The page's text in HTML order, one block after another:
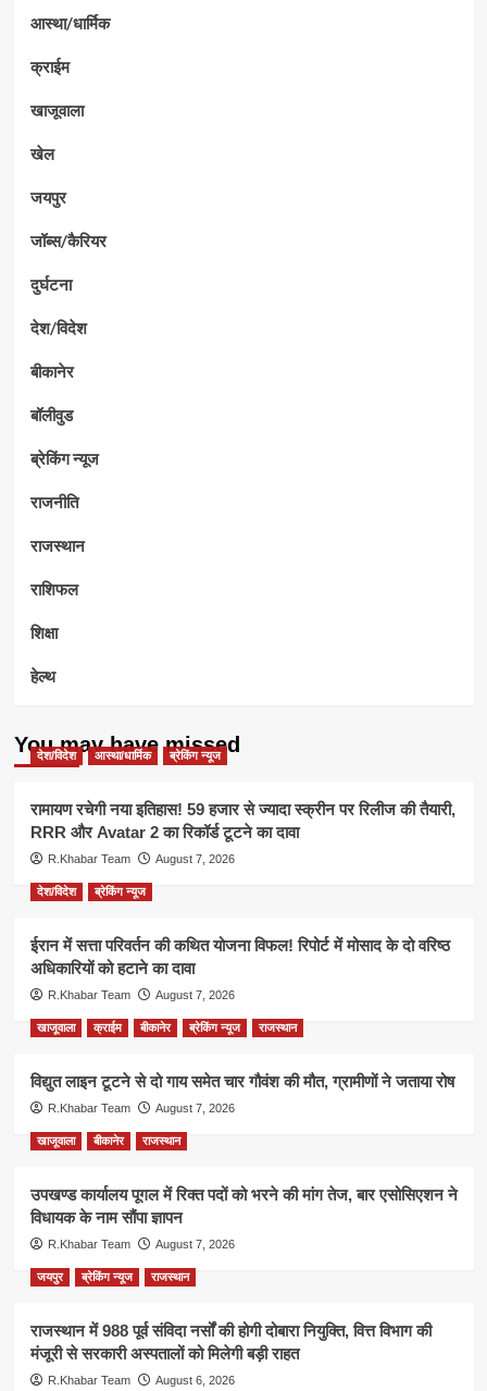
आस्था/धार्मिक
क्राईम
खाजूवाला
खेल
जयपुर
जॉब्स/कैरियर
दुर्घटना
देश/विदेश
बीकानेर
बॉलीवुड
ब्रेकिंग न्यूज
राजनीति
राजस्थान
राशिफल
शिक्षा
हेल्थ
You may have missed
देश/विदेश आस्था/धार्मिक ब्रेकिंग न्यूज
रामायण रचेगी नया इतिहास! 59 हजार से ज्यादा स्क्रीन पर रिलीज की तैयारी,
RRR और Avatar 2 का रिकॉर्ड टूटने का दावा
R.Khabar Team August 7, 2026
देश/विदेश ब्रेकिंग न्यूज
ईरान में सत्ता परिवर्तन की कथित योजना विफल! रिपोर्ट में मोसाद के दो वरिष्ठ
अधिकारियों को हटाने का दावा
R.Khabar Team August 7, 2026
खाजूवाला क्राईम बीकानेर ब्रेकिंग न्यूज राजस्थान
विद्युत लाइन टूटने से दो गाय समेत चार गौवंश की मौत, ग्रामीणों ने जताया रोष
R.Khabar Team August 7, 2026
खाजूवाला बीकानेर राजस्थान
उपखण्ड कार्यालय पूगल में रिक्त पदों को भरने की मांग तेज, बार एसोसिएशन ने
विधायक के नाम सौंपा ज्ञापन
R.Khabar Team August 7, 2026
जयपुर ब्रेकिंग न्यूज राजस्थान
राजस्थान में 988 पूर्व संविदा नर्सों की होगी दोबारा नियुक्ति, वित्त विभाग की
मंजूरी से सरकारी अस्पतालों को मिलेगी बड़ी राहत
R.Khabar Team August 6, 2026